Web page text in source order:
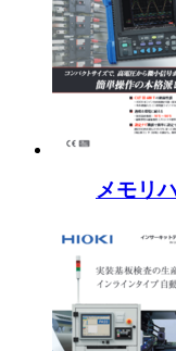
メモリ